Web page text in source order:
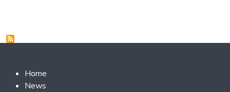
Footer 2
Home
News